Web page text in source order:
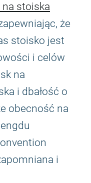
na stoiska
że
stoisko jest
i celów
na
i dbałość o
obecność na
i